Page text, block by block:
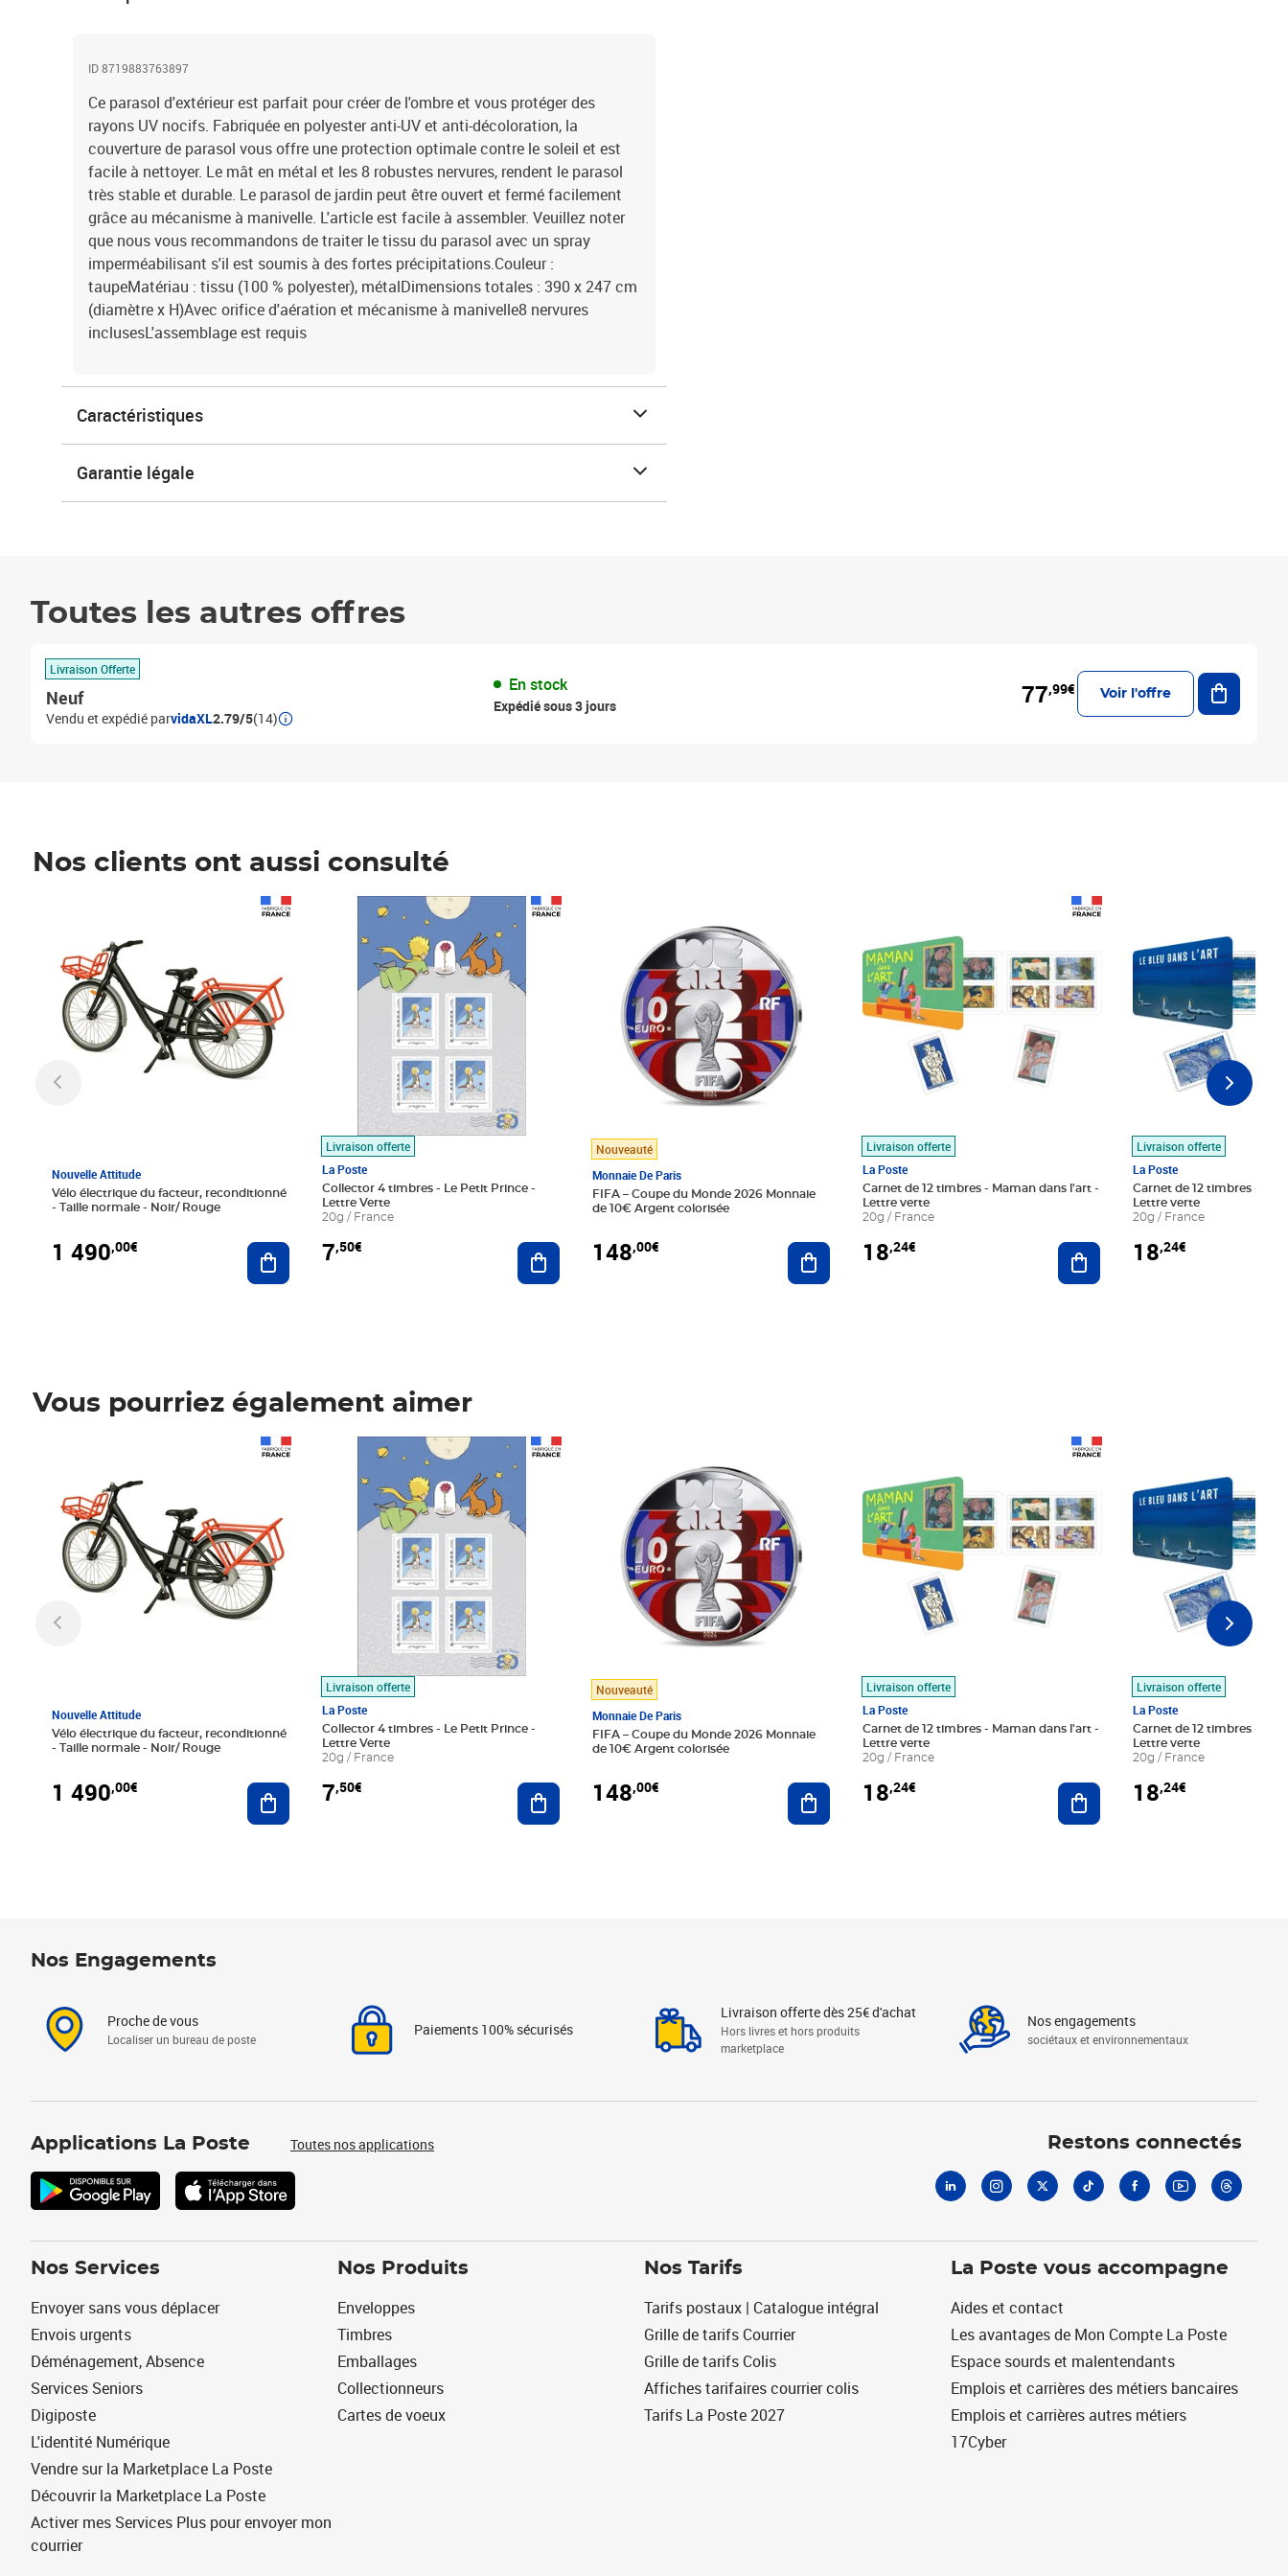
ID 8719883763897
Ce parasol d'extérieur est parfait pour créer de l'ombre et vous protéger des
rayons UV nocifs. Fabriquée en polyester anti-UV et anti-décoloration, la
couverture de parasol vous offre une protection optimale contre le soleil et est
facile à nettoyer. Le mât en métal et les 8 robustes nervures, rendent le parasol
très stable et durable. Le parasol de jardin peut être ouvert et fermé facilement
grâce au mécanisme à manivelle. L'article est facile à assembler. Veuillez noter
que nous vous recommandons de traiter le tissu du parasol avec un spray
imperméabilisant s'il est soumis à des fortes précipitations.Couleur :
taupeMatériau : tissu (100 % polyester), métalDimensions totales : 390 x 247 cm
(diamètre x H)Avec orifice d'aération et mécanisme à manivelle8 nervures
inclusesL'assemblage est requis
Caractéristiques
Garantie légale
Toutes les autres offres
Livraison Offerte
Neuf
Vendu et expédié parvidaXL2.79/5(14)
En stock
Expédié sous 3 jours 77,99€ Voir l'offre
Ajouter
Nos clients ont aussi consulté
Nouvelle Attitude
Vélo électrique du facteur, reconditionné
- Taille normale - Noir/ Rouge
1 490,00€ Ajouter au panier
Livraison offerte
La Poste
Collector 4 timbres - Le Petit Prince -
Lettre Verte
20g / France
7,50€
Prix 7,50€
Ajouter au panier
Nouveauté
Monnaie De Paris
FIFA – Coupe du Monde 2026 Monnaie
de 10€ Argent colorisée
148,00€ Ajouter au panier
Livraison offerte
La Poste
Carnet de 12 timbres - Maman dans l'art -
Lettre verte
20g / France
18,24€ Ajouter au panier
Livraison offerte
La Poste
Carnet de 12 timbres - Le
Lettre verte
20g / France
18,24€
Vous pourriez également aimer
Nouvelle Attitude
Vélo électrique du facteur, reconditionné
- Taille normale - Noir/ Rouge
1 490,00€ Ajouter au panier
Livraison offerte
La Poste
Collector 4 timbres - Le Petit Prince -
Lettre Verte
20g / France
7,50€
Prix 7,50€
Ajouter au panier
Nouveauté
Monnaie De Paris
FIFA – Coupe du Monde 2026 Monnaie
de 10€ Argent colorisée
148,00€ Ajouter au panier
Livraison offerte
La Poste
Carnet de 12 timbres - Maman dans l'art -
Lettre verte
20g / France
18,24€ Ajouter au panier
Livraison offerte
La Poste
Carnet de 12 timbres - Le
Lettre verte
20g / France
18,24€
Nos Engagements
Proche de vous
Localiser un bureau de poste
Paiements 100% sécurisés
Livraison offerte dès 25€ d'achat
Hors livres et hors produits
marketplace
Nos engagements
sociétaux et environnementaux
Applications La Poste Toutes nos applications Restons connectés
Nos Services
Envoyer sans vous déplacer
Envois urgents
Déménagement, Absence
Services Seniors
Digiposte
L'identité Numérique
Vendre sur la Marketplace La Poste
Découvrir la Marketplace La Poste
Activer mes Services Plus pour envoyer mon
courrier
Nos Produits
Enveloppes
Timbres
Emballages
Collectionneurs
Cartes de voeux
Nos Tarifs
Tarifs postaux | Catalogue intégral
Grille de tarifs Courrier
Grille de tarifs Colis
Affiches tarifaires courrier colis
Tarifs La Poste 2027
La Poste vous accompagne
Aides et contact
Les avantages de Mon Compte La Poste
Espace sourds et malentendants
Emplois et carrières des métiers bancaires
Emplois et carrières autres métiers
17Cyber